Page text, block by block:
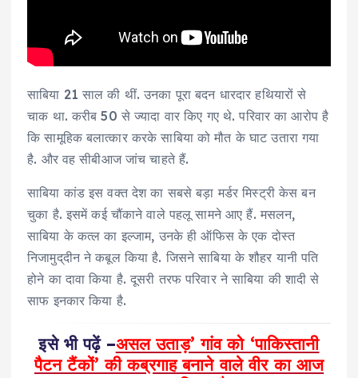
साबिया 21 साल की थीं. उनका पूरा बदन धारदार हथियारों से
चाक था. करीब 50 से ज्यादा वार किए गए थे. परिवार का आरोप है
कि सामूहिक बलात्कार करके साबिया को मौत के घाट उतारा गया
है. और वह सीबीआज जांच चाहते हैं.
साबिया कांड इस वक्त देश का सबसे बड़ा मर्डर मिस्ट्री केस बन
चुका है. इसमें कई चौंकाने वाले पहलू सामने आए हैं. मसलन,
साबिया के कत्ल का इल्जाम, उनके ही ऑफिस के एक दोस्त
निजामुद्​दीन ने कबूल किया है. जिसने साबिया के शौहर यानी पति
होने का दावा किया है. दूसरी तरफ परिवार ने साबिया की शादी से
साफ इनकार किया है.
इसे भी पढ़ें –असल उताड़’ गांव को ‘पाकिस्तानी
पैटन टैंकों’ की कब्रगाह बनाने वाले वीर का आज